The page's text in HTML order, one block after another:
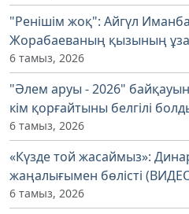
"Ренішім жоқ": Айгүл
Жорабаеваның қызының
6 тамыз, 2026
"Әлем аруы - 2026"
кім қорғайтыны белгілі
6 тамыз, 2026
«Күзде той жасаймыз»:
жаңалығымен бөлісті
6 тамыз, 2026